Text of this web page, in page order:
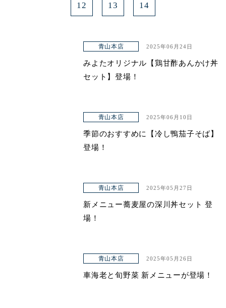
12 13 14
青山本店 2025年06月24日
みよたオリジナル【鶏甘酢あんかけ丼
セット】登場！
青山本店 2025年06月10日
季節のおすすめに【冷し鴨茄子そば】
登場！
青山本店 2025年05月27日
新メニュー蕎麦屋の深川丼セット 登
場！
青山本店 2025年05月26日
車海老と旬野菜 新メニューが登場！